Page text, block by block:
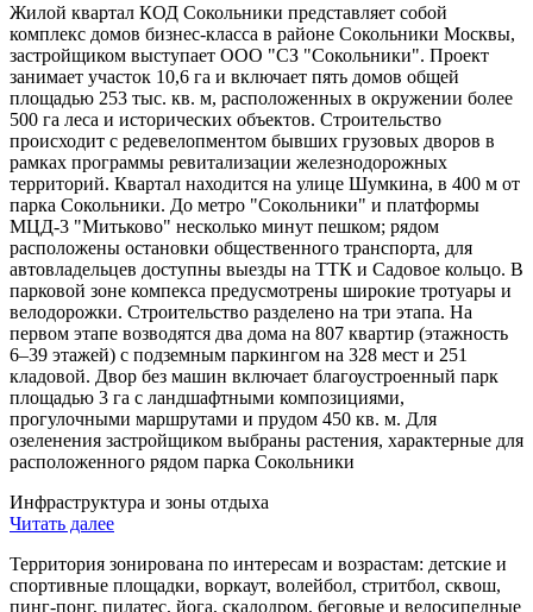
Жилой квартал КОД Сокольники представляет собой
комплекс домов бизнес-класса в районе Сокольники Москвы,
застройщиком выступает ООО "СЗ "Сокольники". Проект
занимает участок 10,6 га и включает пять домов общей
площадью 253 тыс. кв. м, расположенных в окружении более
500 га леса и исторических объектов. Строительство
происходит с редевелопментом бывших грузовых дворов в
рамках программы ревитализации железнодорожных
территорий. Квартал находится на улице Шумкина, в 400 м от
парка Сокольники. До метро "Сокольники" и платформы
МЦД-3 "Митьково" несколько минут пешком; рядом
расположены остановки общественного транспорта, для
автовладельцев доступны выезды на ТТК и Садовое кольцо. В
парковой зоне компекса предусмотрены широкие тротуары и
велодорожки. Строительство разделено на три этапа. На
первом этапе возводятся два дома на 807 квартир (этажность
6–39 этажей) с подземным паркингом на 328 мест и 251
кладовой. Двор без машин включает благоустроенный парк
площадью 3 га с ландшафтными композициями,
прогулочными маршрутами и прудом 450 кв. м. Для
озеленения застройщиком выбраны растения, характерные для
расположенного рядом парка Сокольники
Инфраструктура и зоны отдыха
Читать далее
Территория зонирована по интересам и возрастам: детские и
спортивные площадки, воркаут, волейбол, стритбол, сквош,
пинг-понг, пилатес, йога, скалодром, беговые и велосипедные